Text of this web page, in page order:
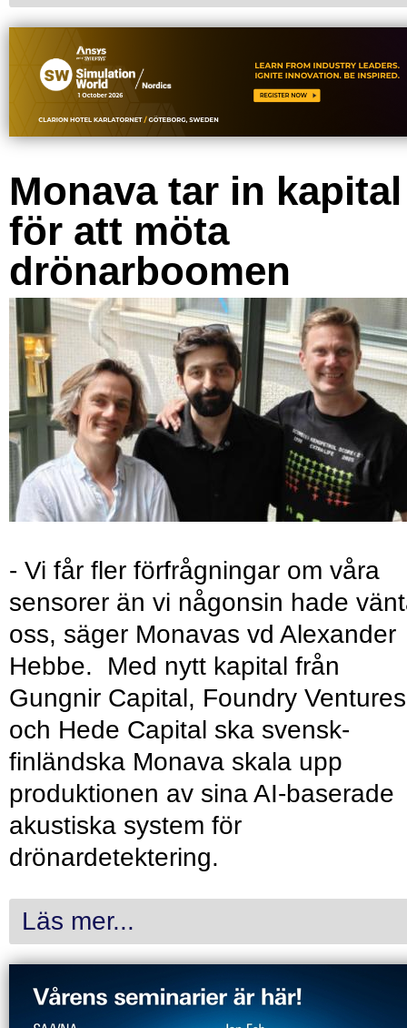
Monava tar in kapital
för att möta
drönarboomen
- Vi får fler förfrågningar om våra
sensorer än vi någonsin hade
oss, säger Monavas vd Alexander
Hebbe. Med nytt kapital från
Gungnir Capital, Foundry Ventures
och Hede Capital ska svensk-
finländska Monava skala upp
produktionen av sina AI-baserade
akustiska system för
drönardetektering.
Läs mer...